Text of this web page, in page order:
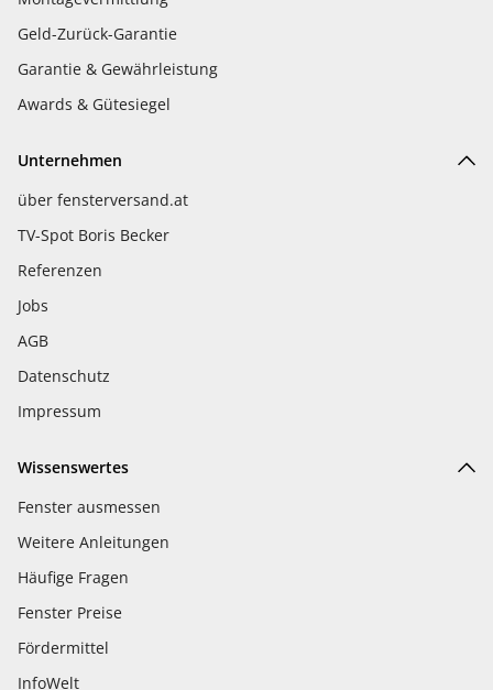
Geld-Zurück-Garantie
Garantie & Gewährleistung
Awards & Gütesiegel
Unternehmen
über fensterversand.at
TV-Spot Boris Becker
Referenzen
Jobs
AGB
Datenschutz
Impressum
Wissenswertes
Fenster ausmessen
Weitere Anleitungen
Häufige Fragen
Fenster Preise
Fördermittel
InfoWelt